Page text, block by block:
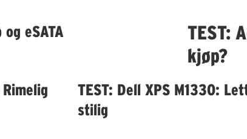
eSATA
TEST:
kjøp?
TEST: Dell XPS M1330:
stilig